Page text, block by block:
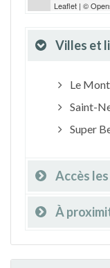
Leaflet | ©
Villes et
Le
Saint-
Super
Accès
À